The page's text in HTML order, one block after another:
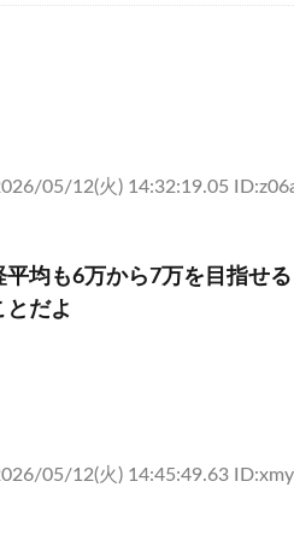
05/12(火) 14:32:19.05
平均も6万から7万を目指せる
とだよ
05/12(火) 14:45:49.63